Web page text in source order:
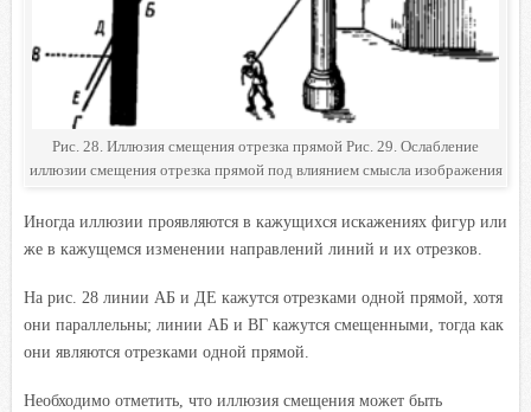
Рис. 28. Иллюзия смещения отрезка прямой Рис. 29. Ослабление
иллюзии смещения отрезка прямой под влиянием смысла изображения
Иногда иллюзии проявляются в кажущихся искажениях фигур или
же в кажущемся изменении направлений линий и их отрезков.
На рис. 28 линии АБ и ДЕ кажутся отрезками одной прямой, хотя
они параллельны; линии АБ и ВГ кажутся смещенными, тогда как
они являются отрезками одной прямой.
Необходимо отметить, что иллюзия смещения может быть